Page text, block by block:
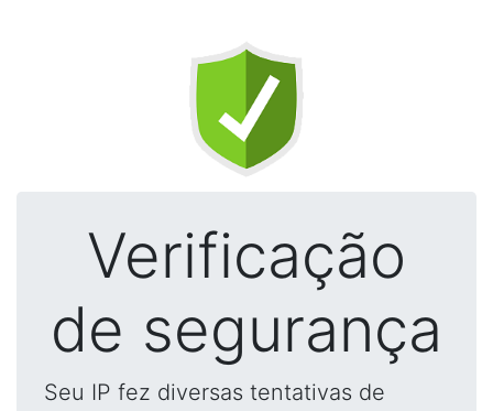
Verificação
de segurança
Seu IP fez diversas tentativas de